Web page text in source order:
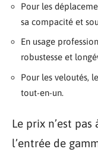
Pour les
sa compacité et
En usage
robustesse et
Pour les veloutés, le
tout-en-un.
Le prix n’est
l’entrée de